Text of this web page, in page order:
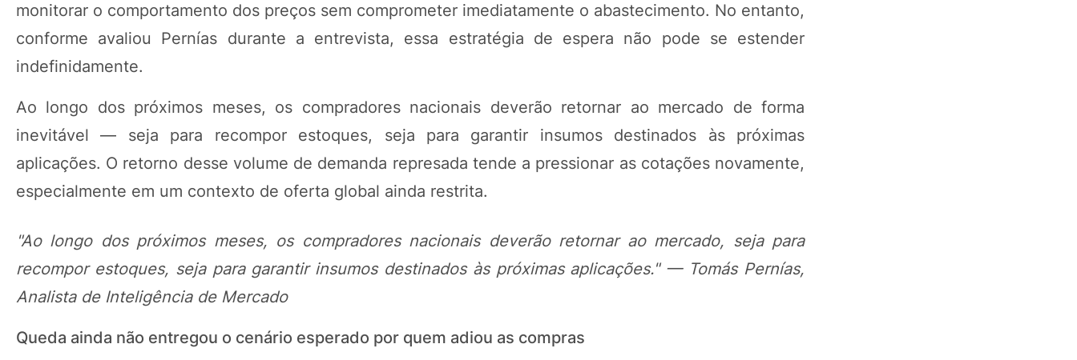
monitorar o comportamento dos preços sem comprometer imediatamente o abastecimento. No entanto,
conforme avaliou Pernías durante a entrevista, essa estratégia de espera não pode se estender
indefinidamente.
Ao longo dos próximos meses, os compradores nacionais deverão retornar ao mercado de forma
inevitável — seja para recompor estoques, seja para garantir insumos destinados às próximas
aplicações. O retorno desse volume de demanda represada tende a pressionar as cotações novamente,
especialmente em um contexto de oferta global ainda restrita.
"Ao longo dos próximos meses, os compradores nacionais deverão retornar ao mercado, seja para
recompor estoques, seja para garantir insumos destinados às próximas aplicações." — Tomás Pernías,
Analista de Inteligência de Mercado
Queda ainda não entregou o cenário esperado por quem adiou as compras